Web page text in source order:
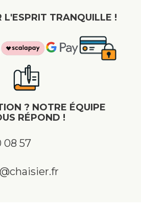
L'ESPRIT TRANQUILLE !
? NOTRE ÉQUIPE
RÉPOND !
08 57